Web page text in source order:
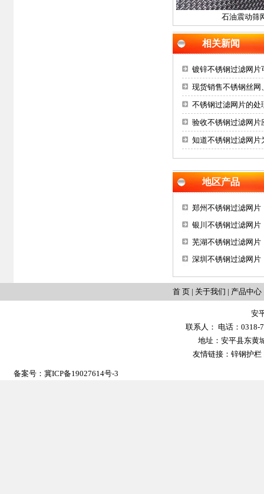
石油震动筛
相关新闻
镀锌不锈钢过滤网片
现货销售不锈钢丝网
不锈钢过滤网片的处
验收不锈钢过滤网片
知道不锈钢过滤网片
地区产品
郑州不锈钢过滤网片
银川不锈钢过滤网片
芜湖不锈钢过滤网片
深圳不锈钢过滤网片
首 页 | 关于我们 | 产品中心
安
联系人： 电话：0318-
地址：安平县东黄
友情链接：锌钢护栏
备案号： 冀ICP备19027614号-3